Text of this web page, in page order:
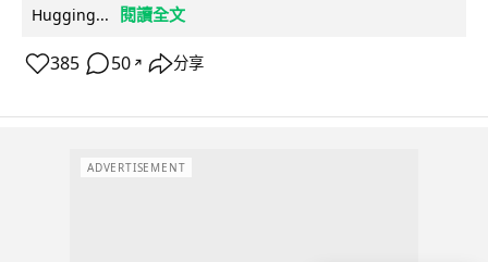
Hugging...
閱讀全文
385 50 ↗ 分享
ADVERTISEMENT